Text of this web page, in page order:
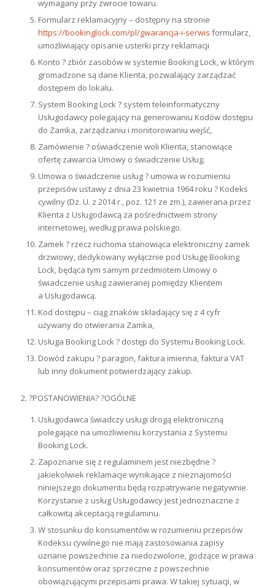
wymagany przy zwrocie towaru.
Formularz reklamacyjny – dostępny na stronie
https://bookinglock.com/pl/gwarancja-i-serwis formularz,
umożliwiający opisanie usterki przy reklamacji
Konto ? zbiór zasobów w systemie Booking Lock, w którym
gromadzone są dane Klienta, pozwalający zarządzać
dostępem do lokalu.
System Booking Lock ? system teleinformatyczny
Usługodawcy polegający na generowaniu Kodów dostępu
do Zamka, zarządzaniu i monitorowaniu wejść,
Zamówienie ? oświadczenie woli Klienta, stanowiące
ofertę zawarcia Umowy o świadczenie Usług.
Umowa o świadczenie usług ? umowa w rozumieniu
przepisów ustawy z dnia 23 kwietnia 1964 roku ? Kodeks
cywilny (Dz. U. z 2014 r., poz. 121 ze zm.), zawierana przez
Klienta z Usługodawcą za pośrednictwem strony
internetowej, według prawa polskiego.
Zamek ? rzecz ruchoma stanowiąca elektroniczny zamek
drzwiowy, dedykowany wyłącznie pod Usługę Booking
Lock, będąca tym samym przedmiotem Umowy o
świadczenie usług zawieranej pomiędzy Klientem
a Usługodawcą.
Kod dostępu – ciąg znaków składający się z 4 cyfr
używany do otwierania Zamka,
Usługa Booking Lock ? dostęp do Systemu Booking Lock.
Dowód zakupu ? paragon, faktura imienna, faktura VAT
lub inny dokument potwierdzający zakup.
2. ?POSTANOWIENIA? ?OGÓLNE
Usługodawca świadczy usługi drogą elektroniczną
polegające na umożliwieniu korzystania z Systemu
Booking Lock.
Zapoznanie się z regulaminem jest niezbędne ?
jakiekolwiek reklamacje wynikające z nieznajomości
niniejszego dokumentu będą rozpatrywane negatywnie.
Korzystanie z usług Usługodawcy jest jednoznaczne z
całkowitą akceptacją regulaminu.
W stosunku do konsumentów w rozumieniu przepisów
Kodeksu cywilnego nie mają zastosowania zapisy
uznane powszechnie za niedozwolone, godzące w prawa
konsumentów oraz sprzeczne z powszechnie
obowiązującymi przepisami prawa. W takiej sytuacji, w